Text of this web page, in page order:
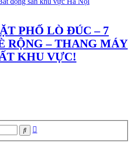
PHỐ LÒ ĐÚC – 7
RỘNG – THANG MÁY
KHU VỰC!
Search